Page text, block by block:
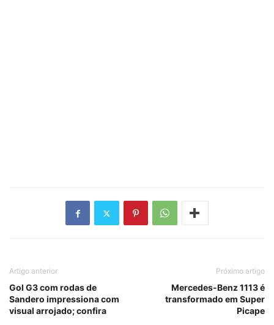
Artigo anterior
Gol G3 com rodas de
Sandero impressiona com
visual arrojado; confira
Próximo artigo
Mercedes-Benz 1113 é
transformado em Super
Picape